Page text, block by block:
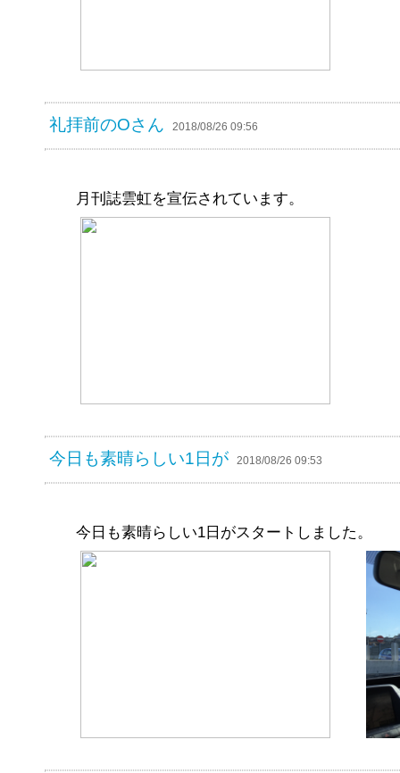
礼拝前のOさん 2018/08/26 09:56
月刊誌雲虹を宣伝されています。
今日も素晴らしい1日が 2018/08/26 09:53
今日も素晴らしい1日がスタートしました。